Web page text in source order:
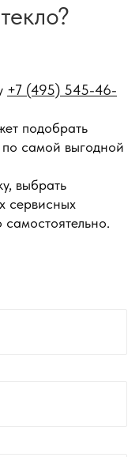
+7 (495) 545-46-
подобрать
самой выгодной
выбрать
сервисных
самостоятельно.